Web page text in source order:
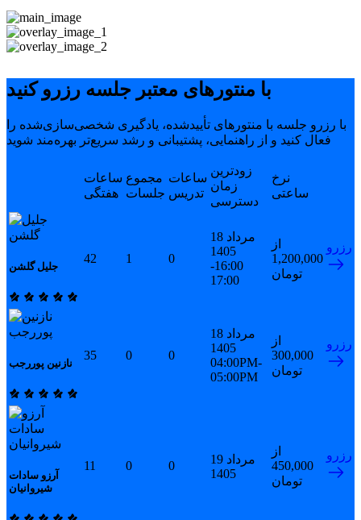
با منتورهای معتبر جلسه رزرو کنید
با رزرو جلسه با منتورهای تأییدشده، یادگیری شخصی‌سازی‌شده را
فعال کنید و از راهنمایی، پشتیبانی و رشد سریع‌تر بهره‌مند شوید
ساعات
هفتگی
مجموع
جلسات
ساعات
تدریس
زودترین
زمان
دسترسی
نرخ
ساعتی
جلیل گلشن
42 1 0
18 مرداد
1405
16:00-
17:00
از
1,200,000
تومان
رزرو
نازنین پوررجب
35 0 0
18 مرداد
1405
04:00PM-
05:00PM
از
300,000
تومان
رزرو
آرزو سادات
شیروانیان
11 0 0
19 مرداد
1405
از
450,000
تومان
رزرو